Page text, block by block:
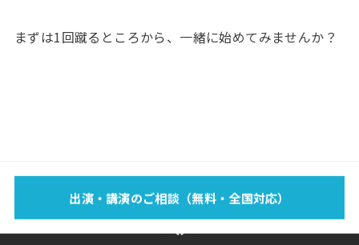
まずは1回蹴るところから、一緒に始めてみませんか？
出演・講演のご相談（無料・全国対応）
FOOTBAG？
BLOG SPONSOR SHOP CONTACT